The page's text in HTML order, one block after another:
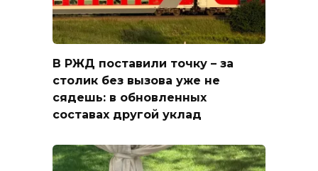
В РЖД поставили точку – за
столик без вызова уже не
сядешь: в обновленных
составах другой уклад